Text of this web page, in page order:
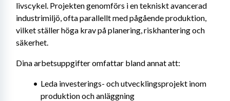
livscykel. Projekten genomförs i en tekniskt avancerad
industrimiljö, ofta parallellt med pågående produktion,
vilket ställer höga krav på planering, riskhantering och
säkerhet.
Dina arbetsuppgifter omfattar bland annat att:
Leda investerings- och utvecklingsprojekt inom
produktion och anläggning